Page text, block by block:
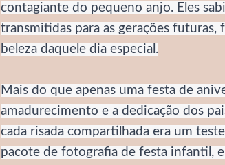
contagiante do pequeno anjo. Eles
transmitidas para as gerações
beleza daquele dia especial.
Mais do que apenas uma festa de
amadurecimento e a dedicação dos
cada risada compartilhada era um
pacote de fotografia de festa infantil,